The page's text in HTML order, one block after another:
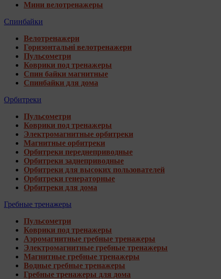
Мини велотренажеры
Спинбайки
Велотренажери
Горизонтальні велотренажери
Пульсометри
Коврики под тренажеры
Спин байки магнитные
Спинбайки для дома
Орбитреки
Пульсометри
Коврики под тренажеры
Электромагнитные орбитреки
Магнитные орбитреки
Орбитреки переднеприводные
Орбитреки заднеприводные
Орбитреки для высоких пользователей
Орбитреки генераторные
Орбитреки для дома
Гребные тренажеры
Пульсометри
Коврики под тренажеры
Аэромагнитные гребные тренажеры
Электромагнитные гребные тренажеры
Магнитные гребные тренажеры
Водные гребные тренажеры
Гребные тренажеры для дома